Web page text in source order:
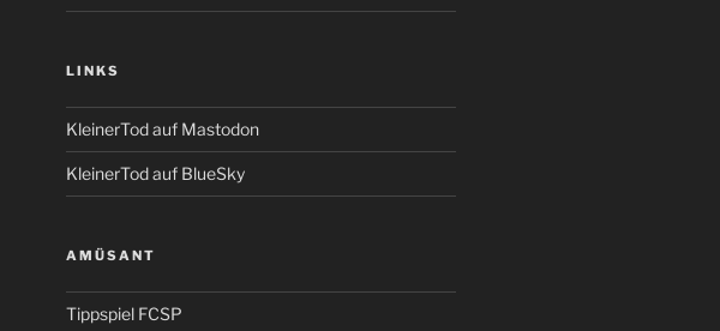
LINKS
KleinerTod auf Mastodon
KleinerTod auf BlueSky
AMÜSANT
Tippspiel FCSP